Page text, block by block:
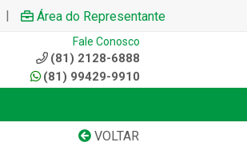
| Área do Representante
Fale Conosco
(81) 2128-6888
(81) 99429-9910
VOLTAR